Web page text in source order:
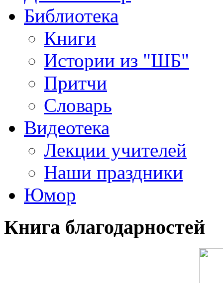
Библиотека
Книги
Истории из "ШБ"
Притчи
Словарь
Видеотека
Лекции учителей
Наши праздники
Юмор
Книга благодарностей